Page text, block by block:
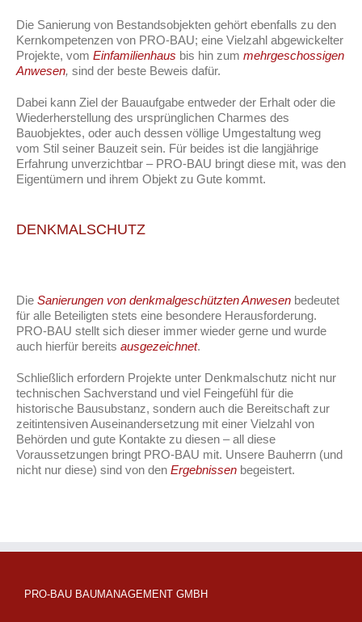
Die Sanierung von Bestandsobjekten gehört ebenfalls zu den
Kernkompetenzen von PRO-BAU; eine Vielzahl abgewickelter
Projekte, vom Einfamilienhaus bis hin zum mehrgeschossigen
Anwesen, sind der beste Beweis dafür.
Dabei kann Ziel der Bauaufgabe entweder der Erhalt oder die
Wiederherstellung des ursprünglichen Charmes des
Bauobjektes, oder auch dessen völlige Umgestaltung weg
vom Stil seiner Bauzeit sein. Für beides ist die langjährige
Erfahrung unverzichtbar – PRO-BAU bringt diese mit, was den
Eigentümern und ihrem Objekt zu Gute kommt.
DENKMALSCHUTZ
Die Sanierungen von denkmalgeschützten Anwesen bedeutet
für alle Beteiligten stets eine besondere Herausforderung.
PRO-BAU stellt sich dieser immer wieder gerne und wurde
auch hierfür bereits ausgezeichnet.
Schließlich erfordern Projekte unter Denkmalschutz nicht nur
technischen Sachverstand und viel Feingefühl für die
historische Bausubstanz, sondern auch die Bereitschaft zur
zeitintensiven Auseinandersetzung mit einer Vielzahl von
Behörden und gute Kontakte zu diesen – all diese
Voraussetzungen bringt PRO-BAU mit. Unsere Bauherrn (und
nicht nur diese) sind von den Ergebnissen begeistert.
PRO-BAU BAUMANAGEMENT GMBH